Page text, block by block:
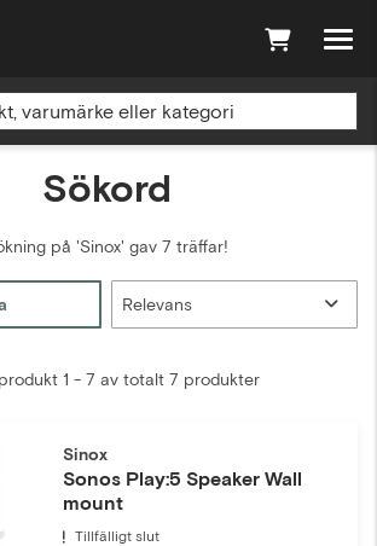
Sökord
på 'Sinox' gav 7 träffar!
1 - 7 av totalt 7 produkter
Sinox
Sonos Play:5 Speaker Wall
mount
Tillfälligt slut